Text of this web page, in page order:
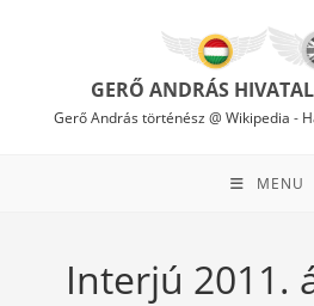
GERŐ ANDRÁS
Gerő András történész @ Wikipedia -
MENU
Interjú 2011.